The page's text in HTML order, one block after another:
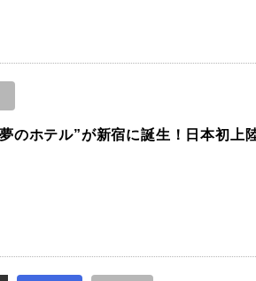
のホテル”が新宿に誕生！日本初上